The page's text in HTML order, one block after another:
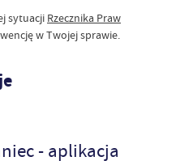
sytuacji Rzecznika Praw
w Twojej sprawie.
- aplikacja